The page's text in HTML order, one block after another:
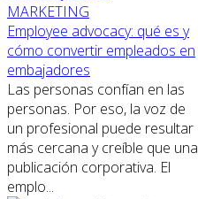
MARKETING
Employee advocacy: qué es y
cómo convertir empleados en
embajadores
Las personas confían en las
personas. Por eso, la voz de
un profesional puede resultar
más cercana y creíble que una
publicación corporativa. El
emplo...